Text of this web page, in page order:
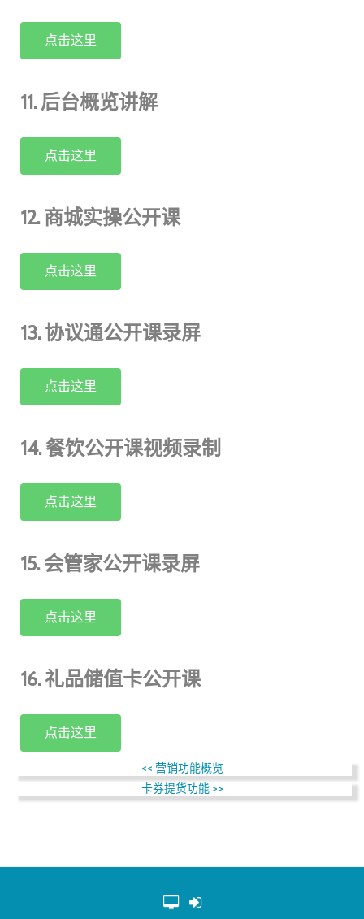
点击这里
11. 后台概览讲解
点击这里
12. 商城实操公开课
点击这里
13. 协议通公开课录屏
点击这里
14. 餐饮公开课视频录制
点击这里
15. 会管家公开课录屏
点击这里
16. 礼品储值卡公开课
点击这里
<< 营销功能概览
卡券提货功能 >>